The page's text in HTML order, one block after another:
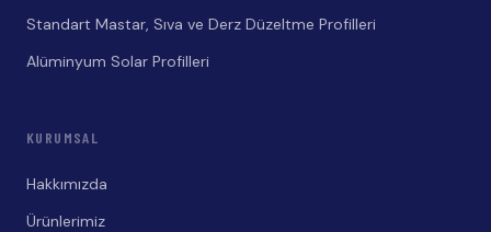
Standart Mastar, Sıva ve Derz Düzeltme Profilleri
Alüminyum Solar Profilleri
KURUMSAL
Hakkımızda
Ürünlerimiz